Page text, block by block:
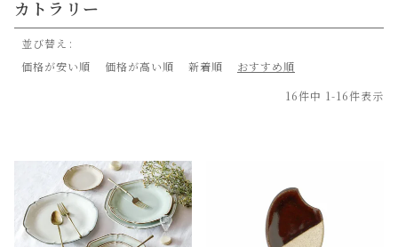
カトラリー
並び替え
価格が安い順
価格が高い順 新着順
おすすめ順
16件中 1-16件表示